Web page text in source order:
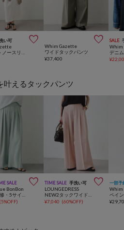
い可  
Whim Gazette
ワイドタックパンツ
¥37,400
SALE
Whim
デニ
¥
叶えるタックパンツ
SALE 
BonBon
(5%OFF)
TIME SALE 手洗い可 
LOUNGEDRESS
¥7,040 (60%OFF)
一部予
Whim
¥